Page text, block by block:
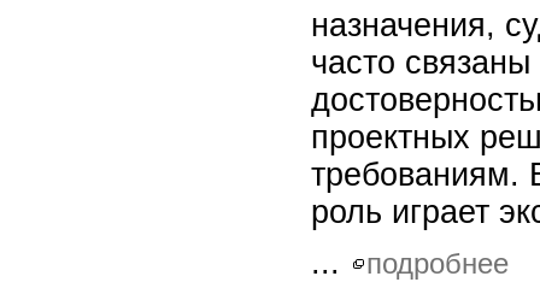
назначения,
часто
проектных
требованиям.
роль играет
...
подробнее